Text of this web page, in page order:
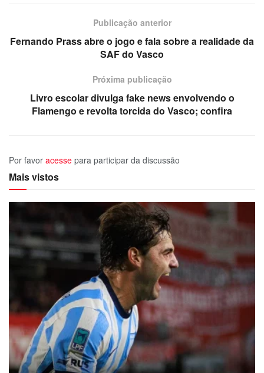
Publicação anterior
Fernando Prass abre o jogo e fala sobre a realidade da
SAF do Vasco
Próxima publicação
Livro escolar divulga fake news envolvendo o
Flamengo e revolta torcida do Vasco; confira
Por favor acesse para participar da discussão
Mais vistos